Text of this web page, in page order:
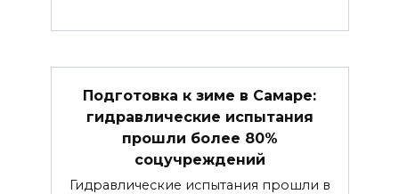
Подготовка к зиме в Самаре:
гидравлические испытания
прошли более 80%
соцучреждений
Гидравлические испытания прошли в